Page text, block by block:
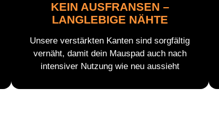
KEIN AUSFRANSEN –
LANGLEBIGE NÄHTE
Unsere verstärkten Kanten sind sorgfältig
vernäht, damit dein Mauspad auch nach
intensiver Nutzung wie neu aussieht